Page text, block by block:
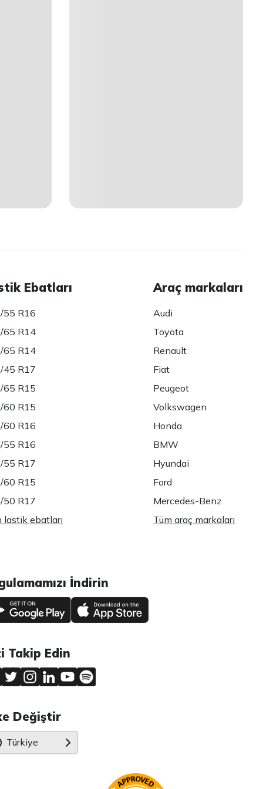
Ebatları
55 R16
65 R14
65 R14
45 R17
65 R15
60 R15
60 R16
55 R16
55 R17
60 R15
50 R17
lastik ebatları
Araç markaları
Audi
Toyota
Renault
Fiat
Peugeot
Volkswagen
Honda
BMW
Hyundai
Ford
Mercedes-Benz
Tüm araç markaları
İndirin
Takip Edin
Değiştir
Türkiye